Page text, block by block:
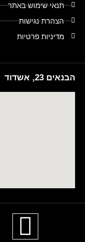
תנאי שימוש באתר
הצהרת נגישות
מדיניות פרטיות
הבנאים 23, אשדוד